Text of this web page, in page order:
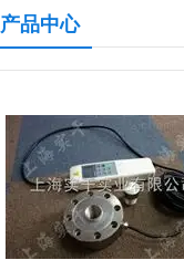
产品中心